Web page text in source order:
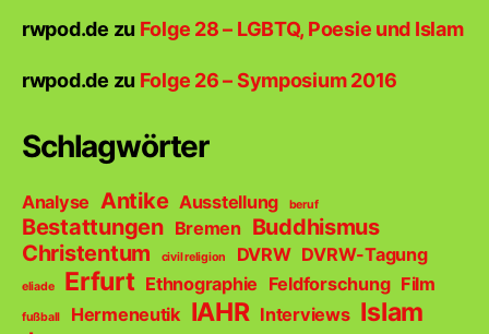
rwpod.de zu Folge 28 – LGBTQ, Poesie und Islam
rwpod.de zu Folge 26 – Symposium 2016
Schlagwörter
Analyse Antike Ausstellung beruf
Bestattungen Bremen Buddhismus
Christentum
civil religion DVRW DVRW-Tagung
eliade Erfurt Ethnographie Feldforschung Film
fußball Hermeneutik IAHR Interviews Islam